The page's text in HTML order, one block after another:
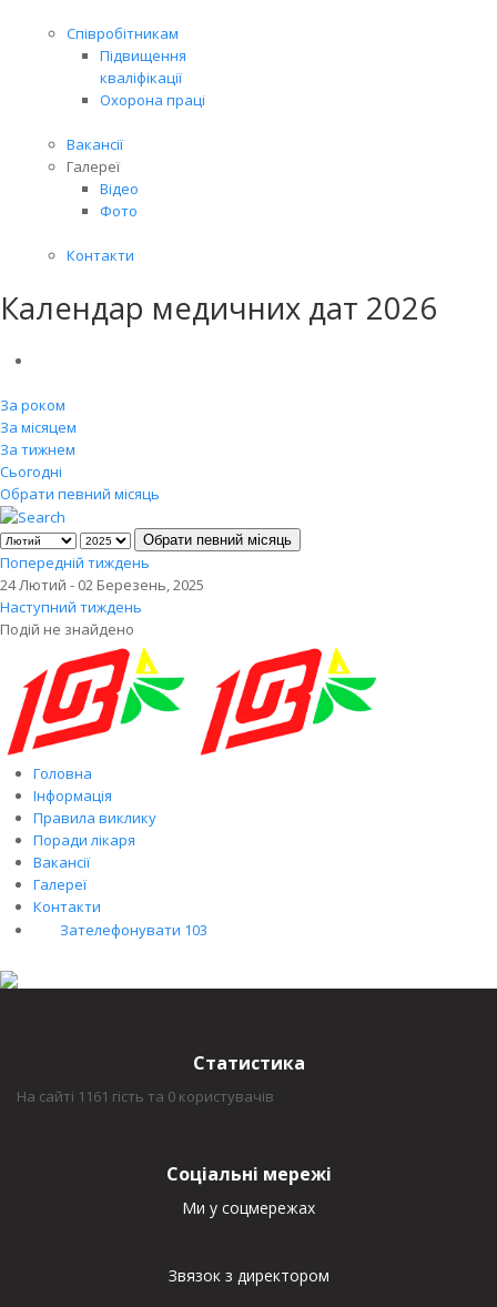
Співробітникам
Підвищення
кваліфікації
Охорона праці
Вакансії
Галереї
Відео
Фото
Контакти
Календар медичних дат 2026
За роком
За місяцем
За тижнем
Сьогодні
Обрати певний місяць
Обрати певний місяць
Попередній тиждень
24 Лютий - 02 Березень, 2025
Наступний тиждень
Подій не знайдено
Головна
Інформація
Правила виклику
Поради лікаря
Вакансії
Галереї
Контакти
Зателефонувати 103
Статистика
На сайті 1161 гість та 0 користувачів
Соціальні мережі
Ми у соцмережах
Звязок з директором